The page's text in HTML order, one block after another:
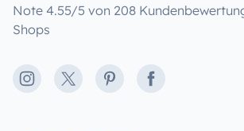
Note 4.55/5 von 208
Shops
Instagram
X PinterestFacebook